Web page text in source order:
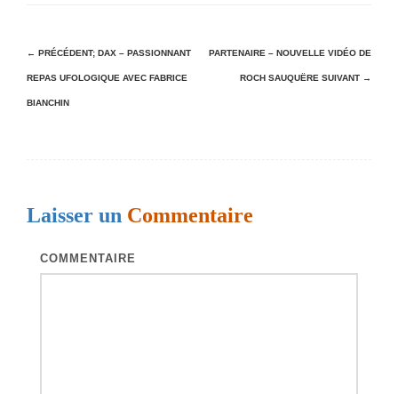
N
a
v
t
← PRÉCÉDENT; DAX – PASSIONNANT
REPAS UFOLOGIQUE AVEC FABRICE
BIANCHIN
PARTENAIRE – NOUVELLE VIDÉO DE
ROCH SAUQUËRE SUIVANT →
Laisser un Commentaire
COMMENTAIRE